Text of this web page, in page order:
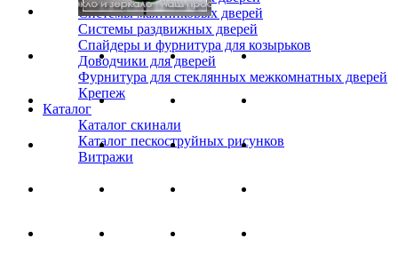
Системы маятниковых дверей
Системы раздвижных дверей
Спайдеры и фурнитура для козырьков
Доводчики для дверей
Фурнитура для стеклянных межкомнатных дверей
Крепеж
Каталог
Каталог скинали
Каталог пескоструйных рисунков
Витражи